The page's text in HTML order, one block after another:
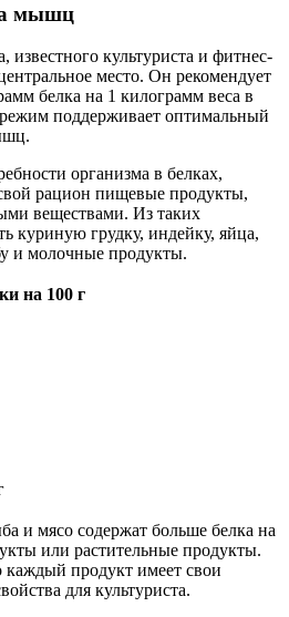
мышц
известного культуриста и фитнес-
место. Он рекомендует
белка на 1 килограмм веса в
поддерживает оптимальный
организма в белках,
рацион пищевые продукты,
веществами. Из таких
куриную грудку, индейку, яйца,
и молочные продукты.
на 100 г
и мясо содержат больше белка на
или растительные продукты.
каждый продукт имеет свои
для культуриста.